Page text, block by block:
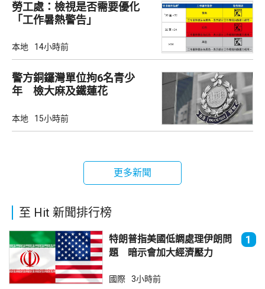
勞工處：檢視是否需要優化
「工作暑熱警告」
本地 14小時前
警方銅鑼灣單位拘6名青少
年 檢大麻及鐵蓮花
本地 15小時前
更多新聞
至 Hit 新聞排行榜
特朗普指美國低調處理伊朗問
題 暗示會加大經濟壓力
1
國際 3小時前